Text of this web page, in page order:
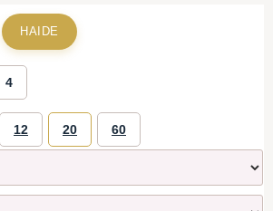
4
12 20 60